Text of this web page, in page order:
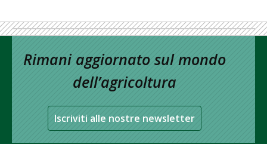
Rimani aggiornato sul mondo
dell’agricoltura
Iscriviti alle nostre newsletter